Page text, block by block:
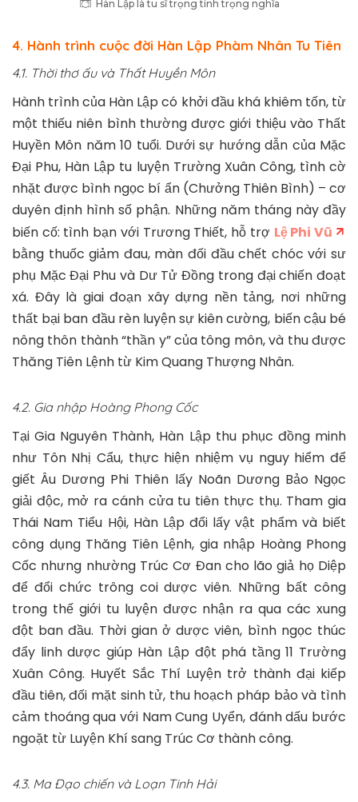
Hàn Lập là tu sĩ trọng tình trọng nghĩa
4. Hành trình cuộc đời Hàn Lập Phàm Nhân Tu Tiên
4.1. Thời thơ ấu và Thất Huyền Môn
Hành trình của Hàn Lập có khởi đầu khá khiêm tốn, từ
một thiếu niên bình thường được giới thiệu vào Thất
Huyền Môn năm 10 tuổi. Dưới sự hướng dẫn của Mặc
Đại Phu, Hàn Lập tu luyện Trường Xuân Công, tình cờ
nhặt được bình ngọc bí ẩn (Chưởng Thiên Bình) – cơ
duyên định hình số phận. Những năm tháng này đầy
biến cố: tình bạn với Trương Thiết, hỗ trợ Lệ Phi Vũ
bằng thuốc giảm đau, màn đối đầu chết chóc với sư
phụ Mặc Đại Phu và Dư Tử Đồng trong đại chiến đoạt
xá. Đây là giai đoạn xây dựng nền tảng, nơi những
thất bại ban đầu rèn luyện sự kiên cường, biến cậu bé
nông thôn thành “thần y” của tông môn, và thu được
Thăng Tiên Lệnh từ Kim Quang Thượng Nhân.
4.2. Gia nhập Hoàng Phong Cốc
Tại Gia Nguyên Thành, Hàn Lập thu phục đồng minh
như Tôn Nhị Cẩu, thực hiện nhiệm vụ nguy hiểm để
giết Âu Dương Phi Thiên lấy Noãn Dương Bảo Ngọc
giải độc, mở ra cánh cửa tu tiên thực thụ. Tham gia
Thái Nam Tiểu Hội, Hàn Lập đổi lấy vật phẩm và biết
công dụng Thăng Tiên Lệnh, gia nhập Hoàng Phong
Cốc nhưng nhường Trúc Cơ Đan cho lão giả họ Diệp
để đổi chức trông coi dược viên. Những bất công
trong thế giới tu luyện được nhận ra qua các xung
đột ban đầu. Thời gian ở dược viên, bình ngọc thúc
đẩy linh dược giúp Hàn Lập đột phá tầng 11 Trường
Xuân Công. Huyết Sắc Thí Luyện trở thành đại kiếp
đầu tiên, đối mặt sinh tử, thu hoạch pháp bảo và tình
cảm thoáng qua với Nam Cung Uyển, đánh dấu bước
ngoặt từ Luyện Khí sang Trúc Cơ thành công.
4.3. Ma Đạo chiến và Loạn Tinh Hải